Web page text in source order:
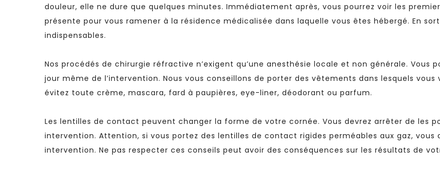
douleur, elle ne dure que quelques minutes. Immédiatement après, vous pourrez voir les
présente pour vous ramener à la résidence médicalisée dans laquelle vous êtes hébergé. En
indispensables.
Nos procédés de chirurgie réfractive n’exigent qu’une anesthésie locale et non générale. Vous
jour même de l’intervention. Nous vous conseillons de porter des vêtements dans lesquels vous
évitez toute crème, mascara, fard à paupières, eye-liner, déodorant ou parfum.
Les lentilles de contact peuvent changer la forme de votre cornée. Vous devrez arrêter de les
intervention. Attention, si vous portez des lentilles de contact rigides perméables aux gaz,
intervention. Ne pas respecter ces conseils peut avoir des conséquences sur les résultats de